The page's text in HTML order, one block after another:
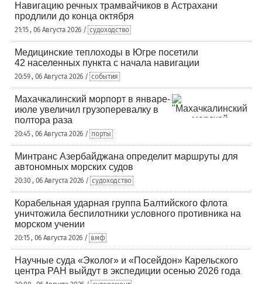
Навигацию речных трамвайчиков в Астрахани
продлили до конца октября
21:15 , 06 Августа 2026 / судоходство
Медицинские теплоходы в Югре посетили
42 населенных пункта с начала навигации
20:59 , 06 Августа 2026 / события
Махачкалинский морпорт в январе-
июле увеличил грузоперевалку в
полтора раза
20:45 , 06 Августа 2026 / порты
Минтранс Азербайджана определит маршруты для
автономных морских судов
20:30 , 06 Августа 2026 / судоходство
Корабельная ударная группа Балтийского флота
уничтожила беспилотники условного противника на
морском учении
20:15 , 06 Августа 2026 / вмф
Научные суда «Эколог» и «Посейдон» Карельского
центра РАН выйдут в экспедиции осенью 2026 года